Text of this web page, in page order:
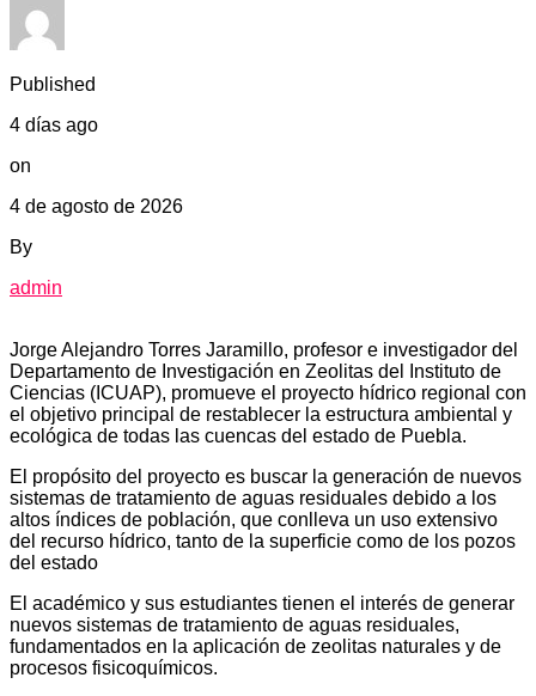
Published
4 días ago
on
4 de agosto de 2026
By
admin
Jorge Alejandro Torres Jaramillo, profesor e investigador del
Departamento de Investigación en Zeolitas del Instituto de
Ciencias (ICUAP), promueve el proyecto hídrico regional con
el objetivo principal de restablecer la estructura ambiental y
ecológica de todas las cuencas del estado de Puebla.
El propósito del proyecto es buscar la generación de nuevos
sistemas de tratamiento de aguas residuales debido a los
altos índices de población, que conlleva un uso extensivo
del recurso hídrico, tanto de la superficie como de los pozos
del estado
El académico y sus estudiantes tienen el interés de generar
nuevos sistemas de tratamiento de aguas residuales,
fundamentados en la aplicación de zeolitas naturales y de
procesos fisicoquímicos.